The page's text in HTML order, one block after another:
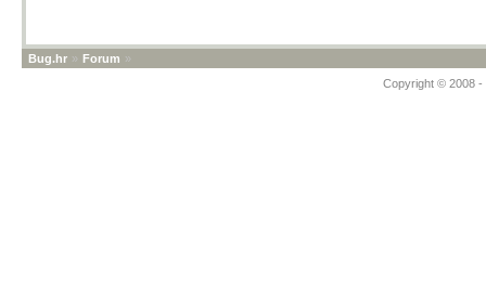
Bug.hr » Forum »
Copyright © 2008 -